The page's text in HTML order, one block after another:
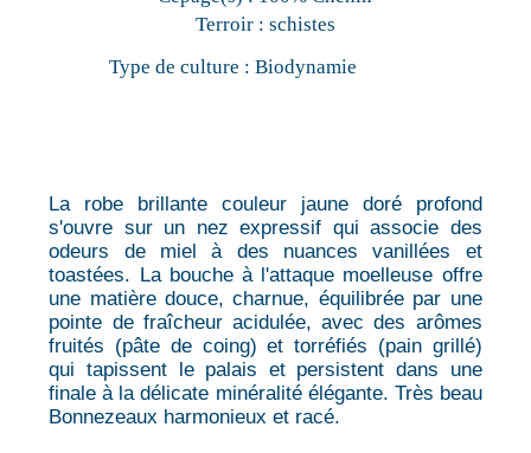
Terroir : schistes
Type de culture : Biodynamie
La robe brillante couleur jaune doré profond
s'ouvre sur un nez expressif qui associe des
odeurs de miel à des nuances vanillées et
toastées. La bouche à l'attaque moelleuse offre
une matière douce, charnue, équilibrée par une
pointe de fraîcheur acidulée, avec des arômes
fruités (pâte de coing) et torréfiés (pain grillé)
qui tapissent le palais et persistent dans une
finale à la délicate minéralité élégante. Très beau
Bonnezeaux harmonieux et racé.